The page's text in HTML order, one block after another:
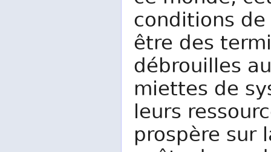
conditions
être des
débrouilles
miettes de
leurs
prospère sur